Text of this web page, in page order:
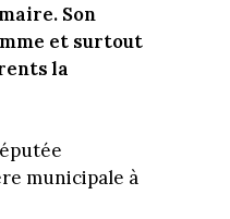
Son
et surtout
la
municipale à